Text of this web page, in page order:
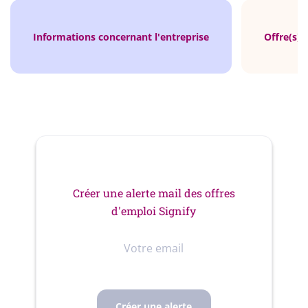
Informations concernant l'entreprise Offre(s)
Créer une alerte mail des offres
d'emploi Signify